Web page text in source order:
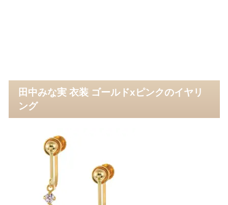
田中みな実 衣装 ゴールドxピンクのイヤリ
ング